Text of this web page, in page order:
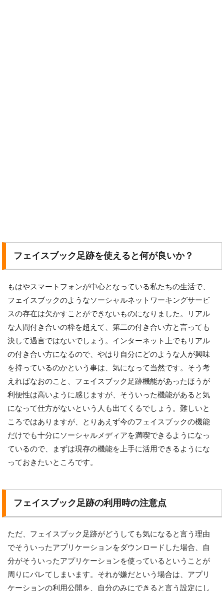
フェイスブック足跡を使えると何が良いか？
もはやスマートフォンが中心となっている私たちの生活で、
フェイスブックのようなソーシャルネットワーキングサービ
スの存在は欠かすことができないものになりました。リアル
な人間付き合いの枠を超えて、第二の付き合い方と言っても
決して過言ではないでしょう。インターネット上でもリアル
の付き合い方になるので、やはり自分にどのような人が興味
を持っているのかという事は、気になって当然です。そう考
えればなおのこと、フェイスブック足跡機能があったほうが
利便性は高いように感じますが、そういった機能があると気
になって仕方がないという人も出てくるでしょう。難しいと
ころではありますが、とりあえず今のフェイスブックの機能
だけでも十分にソーシャルメディアを満喫できるようになっ
ているので、まずは現存の機能を上手に活用できるようにな
っておきたいところです。
フェイスブック足跡の利用時の注意点
ただ、フェイスブック足跡がどうしても気になると言う理由
でそういったアプリケーションをダウンロードした場合、自
分がそういったアプリケーションを使っているということが
周りにバレてしまいます。それが嫌だという場合は、アプリ
ケーションの利用公開を、自分のみにできると言う設定にし